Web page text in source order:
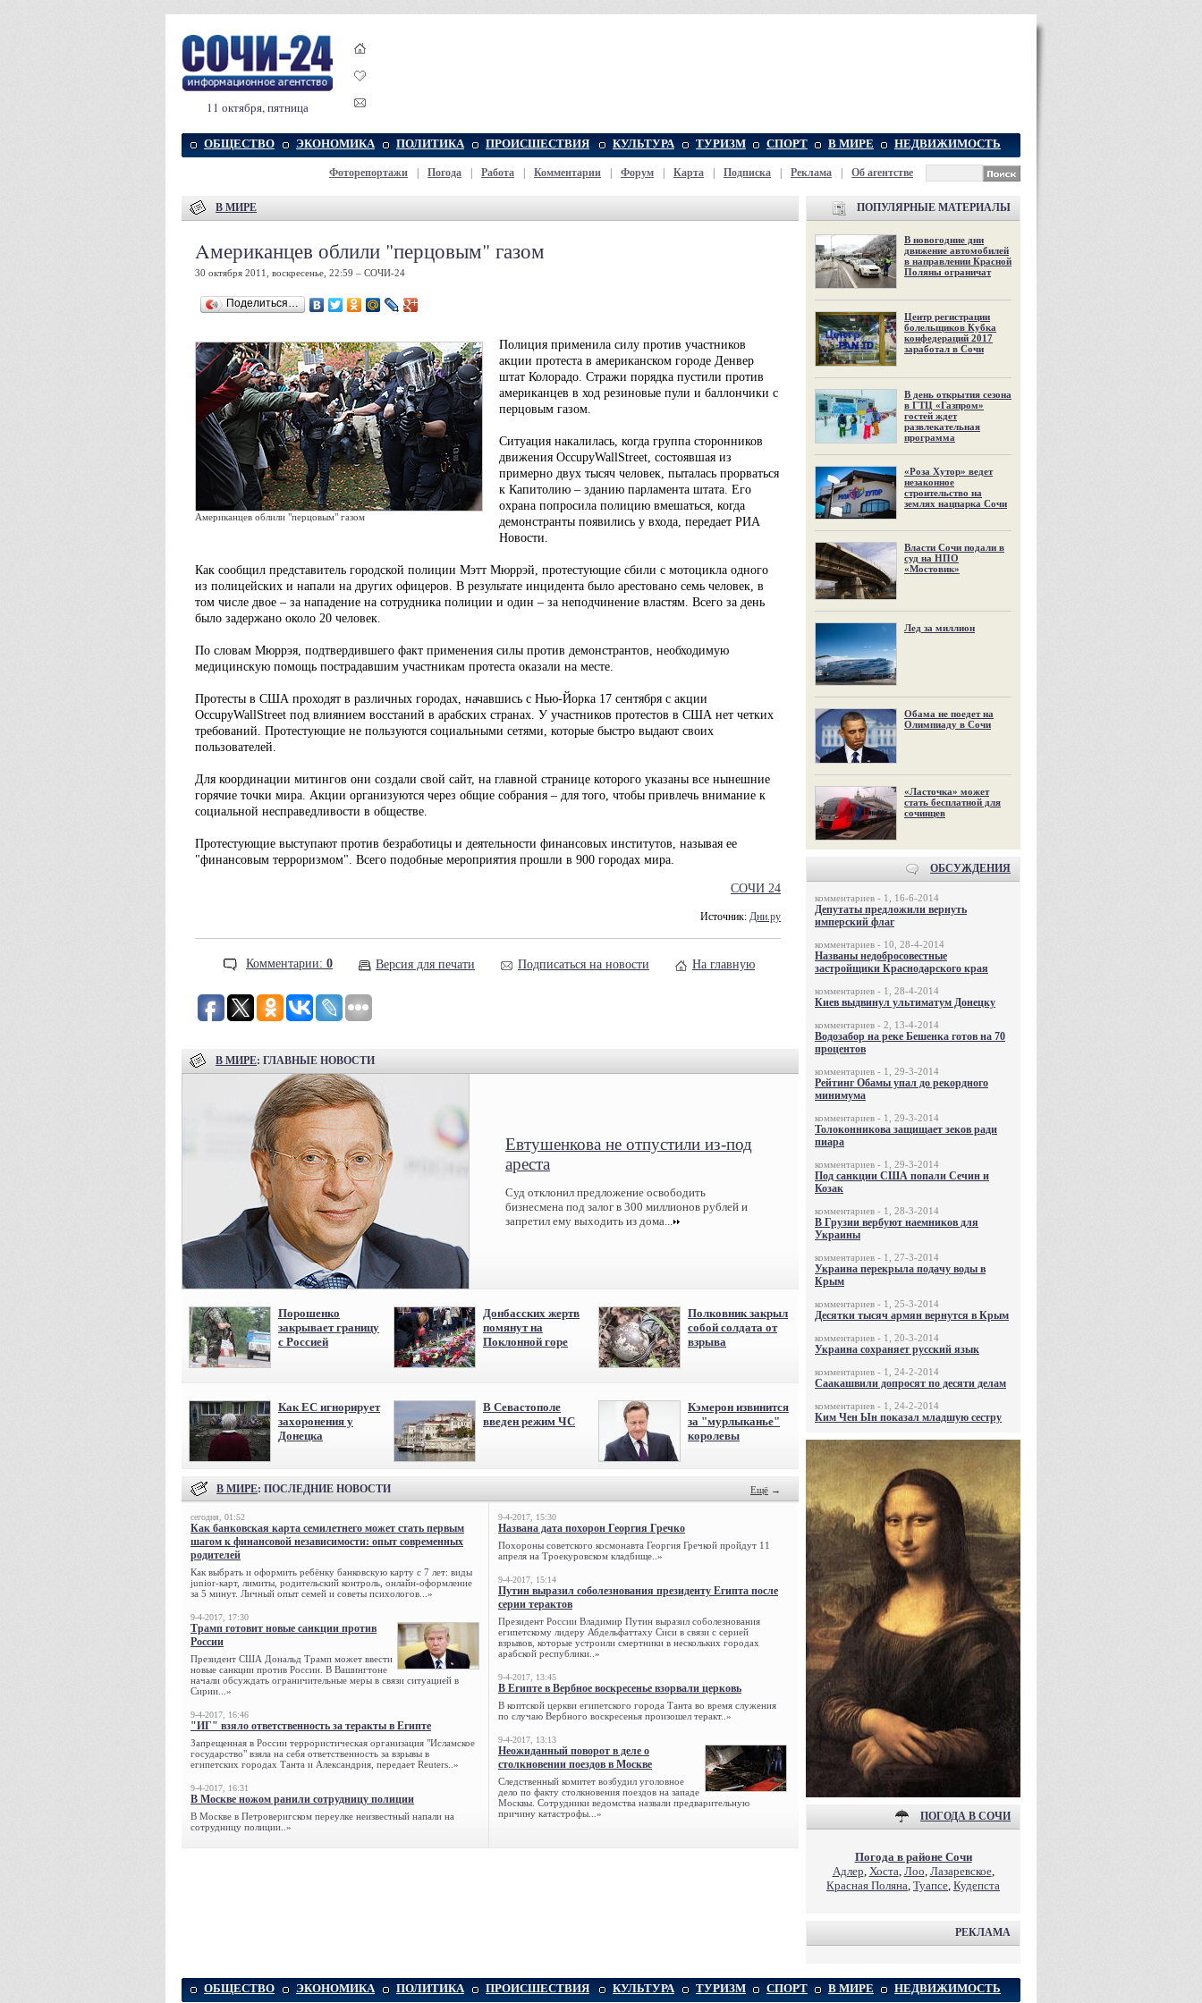
11 октября, пятница
ОБЩЕСТВО ЭКОНОМИКА ПОЛИТИКА ПРОИСШЕСТВИЯ КУЛЬТУРА ТУРИЗМ СПОРТ В МИРЕ НЕДВИЖИМОСТЬ
Фоторепортажи Погода Работа Комментарии Форум Карта Подписка Реклама Об агентстве
В МИРЕ
Aмериканцев облили "перцовым" газом
30 октября 2011, воскресенье, 22:59 – СОЧИ-24
Поделиться…
Aмериканцев облили "перцовым" газом
Полиция применила силу против участников
акции протеста в американском городе Денвер
штат Колорадо. Стражи порядка пустили против
американцев в ход резиновые пули и баллончики с
перцовым газом.
Ситуация накалилась, когда группа сторонников
движения OccupyWallStreet, состоявшая из
примерно двух тысяч человек, пыталась прорваться
к Капитолию – зданию парламента штата. Его
охрана попросила полицию вмешаться, когда
демонстранты появились у входа, передает РИА
Новости.
Как сообщил представитель городской полиции Мэтт Мюррэй, протестующие сбили с мотоцикла одного
из полицейских и напали на других офицеров. В результате инцидента было арестовано семь человек, в
том числе двое – за нападение на сотрудника полиции и один – за неподчинение властям. Всего за день
было задержано около 20 человек.
По словам Мюррэя, подтвердившего факт применения силы против демонстрантов, необходимую
медицинскую помощь пострадавшим участникам протеста оказали на месте.
Протесты в США проходят в различных городах, начавшись с Нью-Йорка 17 сентября с акции
OccupyWallStreet под влиянием восстаний в арабских странах. У участников протестов в США нет четких
требований. Протестующие не пользуются социальными сетями, которые быстро выдают своих
пользователей.
Для координации митингов они создали свой сайт, на главной странице которого указаны все нынешние
горячие точки мира. Акции организуются через общие собрания – для того, чтобы привлечь внимание к
социальной несправедливости в обществе.
Протестующие выступают против безработицы и деятельности финансовых институтов, называя ее
"финансовым терроризмом". Всего подобные мероприятия прошли в 900 городах мира.
СОЧИ 24
Источник: Дни.ру
Комментарии: 0 Версия для печати Подписаться на новости На главную
В МИРЕ: ГЛАВНЫЕ НОВОСТИ
Евтушенкова не отпустили из-под
ареста
Суд отклонил предложение освободить
бизнесмена под залог в 300 миллионов рублей и
запретил ему выходить из дома...
Порошенко
закрывает границу
с Россией
Донбасских жертв
помянут на
Поклонной горе
Полковник закрыл
собой солдата от
взрыва
Как ЕС игнорирует
захоронения у
Донецка
В Севастополе
введен режим ЧС
Кэмерон извинится
за "мурлыканье"
королевы
В МИРЕ: ПОСЛЕДНИЕ НОВОСТИ Ещё →
сегодня, 01:52
Как банковская карта семилетнего может стать первым
шагом к финансовой независимости: опыт современных
родителей
Как выбрать и оформить ребёнку банковскую карту с 7 лет: виды
junior-карт, лимиты, родительский контроль, онлайн-оформление
за 5 минут. Личный опыт семей и советы психологов...»
9-4-2017, 17:30
Трамп готовит новые санкции против
России
Президент США Дональд Трамп может ввести
новые санкции против России. В Вашингтоне
начали обсуждать ограничительные меры в связи ситуацией в
Сирии...»
9-4-2017, 16:46
"ИГ" взяло ответственность за теракты в Египте
Запрещенная в России террористическая организация "Исламское
государство" взяла на себя ответственность за взрывы в
египетских городах Танта и Александрия, передает Reuters..»
9-4-2017, 16:31
В Москве ножом ранили сотрудницу полиции
В Москве в Петроверигском переулке неизвестный напали на
сотрудницу полиции..»
9-4-2017, 15:30
Названа дата похорон Георгия Гречко
Похороны советского космонавта Георгия Гречкой пройдут 11
апреля на Троекуровском кладбище..»
9-4-2017, 15:14
Путин выразил соболезнования президенту Египта после
серии терактов
Президент России Владимир Путин выразил соболезнования
египетскому лидеру Абдельфаттаху Сиси в связи с серией
взрывов, которые устроили смертники в нескольких городах
арабской республики..»
9-4-2017, 13:45
В Египте в Вербное воскресенье взорвали церковь
В коптской церкви египетского города Танта во время служения
по случаю Вербного воскресенья произошел теракт..»
9-4-2017, 13:13
Неожиданный поворот в деле о
столкновении поездов в Москве
Следственный комитет возбудил уголовное
дело по факту столкновения поездов на западе
Москвы. Сотрудники ведомства назвали предварительную
причину катастрофы...»
ПОПУЛЯРНЫЕ МАТЕРИАЛЫ
В новогодние дни
движение автомобилей
в направлении Красной
Поляны ограничат
Центр регистрации
болельщиков Кубка
конфедераций 2017
заработал в Сочи
В день открытия сезона
в ГТЦ «Газпром»
гостей ждет
развлекательная
программа
«Роза Хутор» ведет
незаконное
строительство на
землях нацпарка Сочи
Власти Сочи подали в
суд на НПО
«Мостовик»
Лед за миллион
Обама не поедет на
Олимпиаду в Сочи
«Ласточка» может
стать бесплатной для
сочинцев
ОБСУЖДЕНИЯ
комментариев - 1, 16-6-2014
Депутаты предложили вернуть
имперский флаг
комментариев - 10, 28-4-2014
Названы недобросовестные
застройщики Краснодарского края
комментариев - 1, 28-4-2014
Киев выдвинул ультиматум Донецку
комментариев - 2, 13-4-2014
Водозабор на реке Бешенка готов на 70
процентов
комментариев - 1, 29-3-2014
Рейтинг Обамы упал до рекордного
минимума
комментариев - 1, 29-3-2014
Толоконникова защищает зеков ради
пиара
комментариев - 1, 29-3-2014
Под санкции США попали Сечин и
Козак
комментариев - 1, 28-3-2014
В Грузии вербуют наемников для
Украины
комментариев - 1, 27-3-2014
Украина перекрыла подачу воды в
Крым
комментариев - 1, 25-3-2014
Десятки тысяч армян вернутся в Крым
комментариев - 1, 20-3-2014
Украина сохраняет русский язык
комментариев - 1, 24-2-2014
Саакашвили допросят по десяти делам
комментариев - 1, 24-2-2014
Ким Чен Ын показал младшую сестру
ПОГОДА В СОЧИ
Погода в районе Сочи
Адлер, Хоста, Лоо, Лазаревское,
Красная Поляна, Туапсе, Кудепста
РЕКЛАМА
ОБЩЕСТВО ЭКОНОМИКА ПОЛИТИКА ПРОИСШЕСТВИЯ КУЛЬТУРА ТУРИЗМ СПОРТ В МИРЕ НЕДВИЖИМОСТЬ